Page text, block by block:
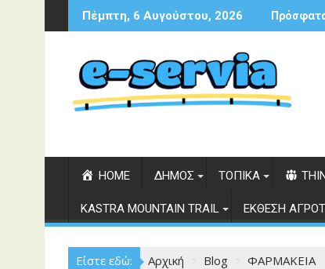
Περάστε
στο
Πέμπτη, 6 Αυγούστου, 2026
HOME ΔΗΜΟΣ ΤΟΠΙΚΑ
KASTRA MOUNTAIN TRAIL ΕΚΘΕΣΗ
Είστε εδώ: Αρχική Blog ΦΑΡΜΑΚΕΙΑ